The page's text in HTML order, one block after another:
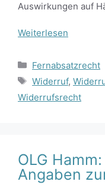
Auswirkungen auf
Weiterlesen
Kategorien
Fernabsatzrecht
Schlagwörter
Widerruf,
Widerrufsrecht
OLG
Angaben